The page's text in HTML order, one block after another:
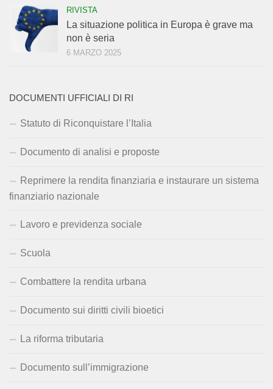
RIVISTA
La situazione politica in Europa è grave ma
non è seria
6 MARZO 2025
DOCUMENTI UFFICIALI DI RI
Statuto di Riconquistare l’Italia
Documento di analisi e proposte
Reprimere la rendita finanziaria e instaurare un sistema
finanziario nazionale
Lavoro e previdenza sociale
Scuola
Combattere la rendita urbana
Documento sui diritti civili bioetici
La riforma tributaria
Documento sull’immigrazione